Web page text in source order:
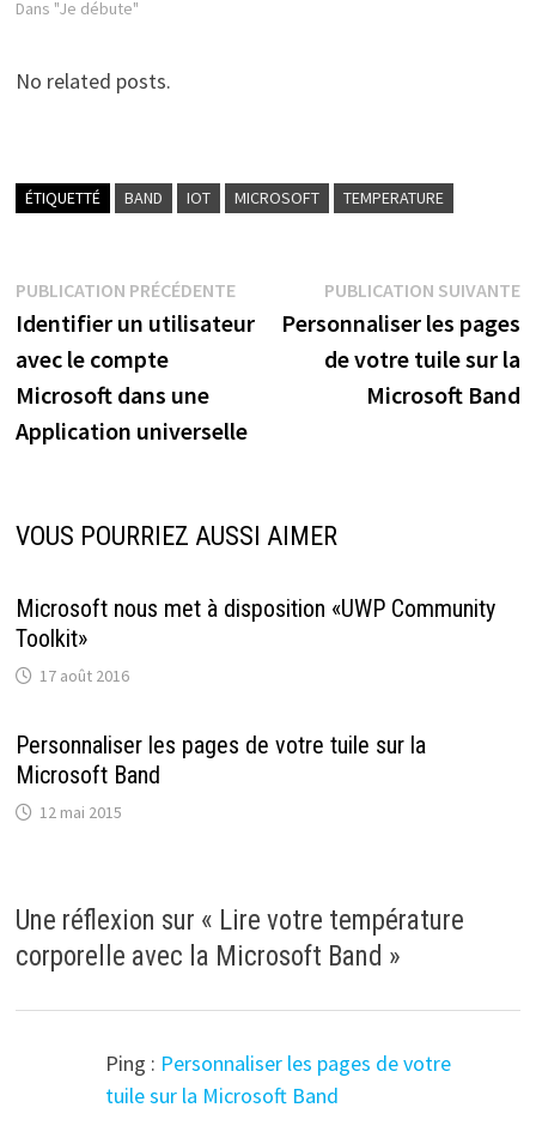
Dans "Je débute"
No related posts.
ÉTIQUETTÉ BAND IOT MICROSOFT TEMPERATURE
Navigation
de
l’article
PUBLICATION PRÉCÉDENTEPublication
précédente :
Identifier un utilisateur
avec le compte
Microsoft dans une
Application universelle
PUBLICATION SUIVANTE
Personnaliser les pages
de votre tuile sur la
Microsoft Band
VOUS POURRIEZ AUSSI AIMER
Microsoft nous met à disposition «UWP Community
Toolkit»
17 août 2016
Personnaliser les pages de votre tuile sur la
Microsoft Band
12 mai 2015
Une réflexion sur « Lire votre température
corporelle avec la Microsoft Band »
Ping : Personnaliser les pages de votre
tuile sur la Microsoft Band